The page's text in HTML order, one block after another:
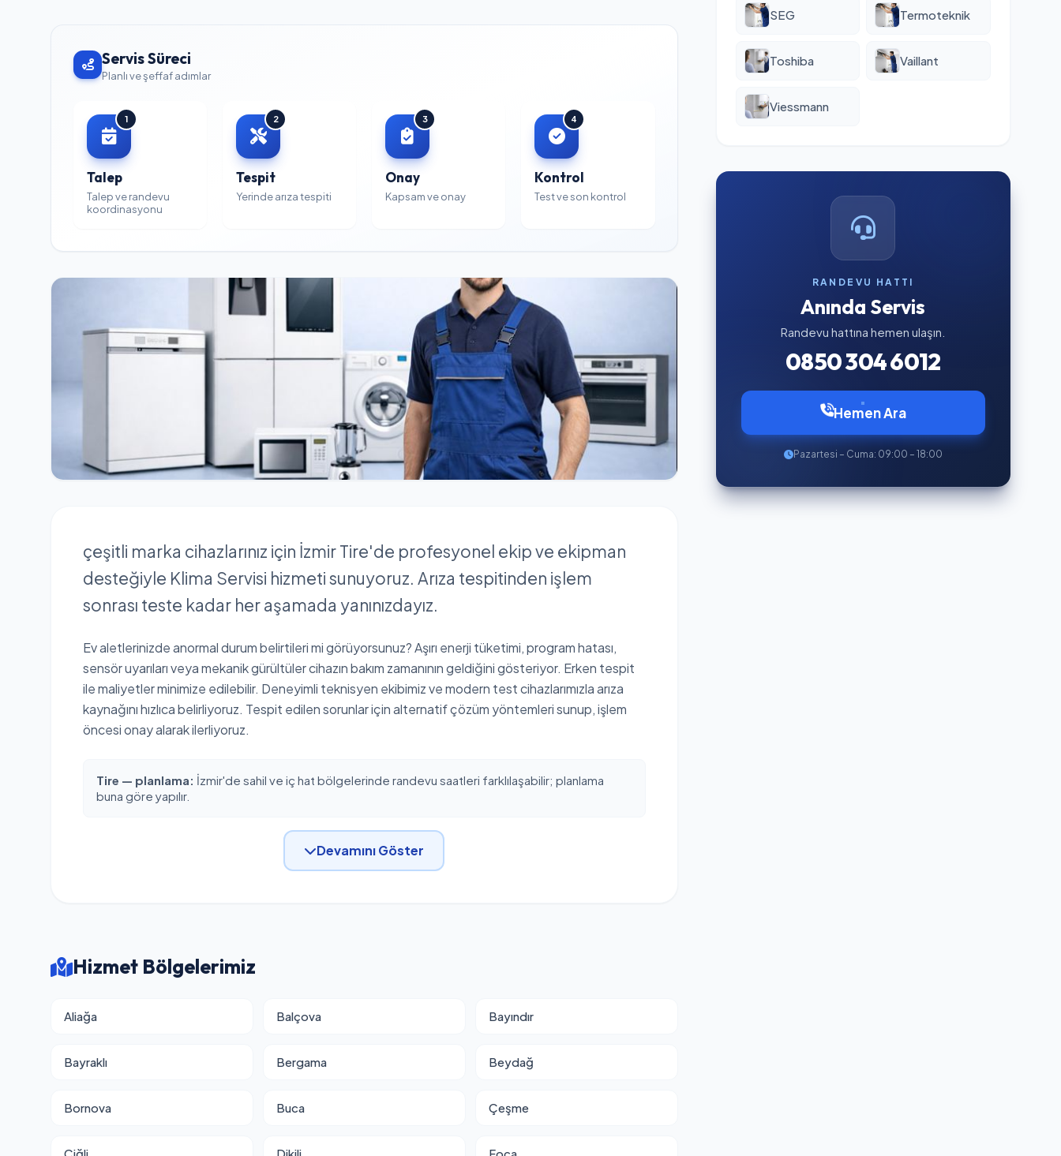
Servis Süreci
Planlı ve şeffaf adımlar
1
Talep
Talep ve randevu
koordinasyonu
2
Tespit
Yerinde arıza tespiti
3
Onay
Kapsam ve onay
4
Kontrol
Test ve son kontrol
çeşitli marka cihazlarınız için İzmir Tire'de profesyonel ekip ve ekipman
desteğiyle Klima Servisi hizmeti sunuyoruz. Arıza tespitinden işlem
sonrası teste kadar her aşamada yanınızdayız.
Ev aletlerinizde anormal durum belirtileri mi görüyorsunuz? Aşırı enerji tüketimi, program hatası,
sensör uyarıları veya mekanik gürültüler cihazın bakım zamanının geldiğini gösteriyor. Erken tespit
ile maliyetler minimize edilebilir. Deneyimli teknisyen ekibimiz ve modern test cihazlarımızla arıza
kaynağını hızlıca belirliyoruz. Tespit edilen sorunlar için alternatif çözüm yöntemleri sunup, işlem
öncesi onay alarak ilerliyoruz.
Tire — planlama: İzmir'de sahil ve iç hat bölgelerinde randevu saatleri farklılaşabilir; planlama
buna göre yapılır.
Devamını Göster
Hizmet Bölgelerimiz
Aliağa Balçova Bayındır
Bayraklı Bergama Beydağ
Bornova Buca Çeşme
SEG Termoteknik
Toshiba Vaillant
Viessmann
RANDEVU HATTI
Anında Servis
Randevu hattına hemen ulaşın.
0850 304 6012
Hemen Ara
Pazartesi – Cuma: 09:00 – 18:00